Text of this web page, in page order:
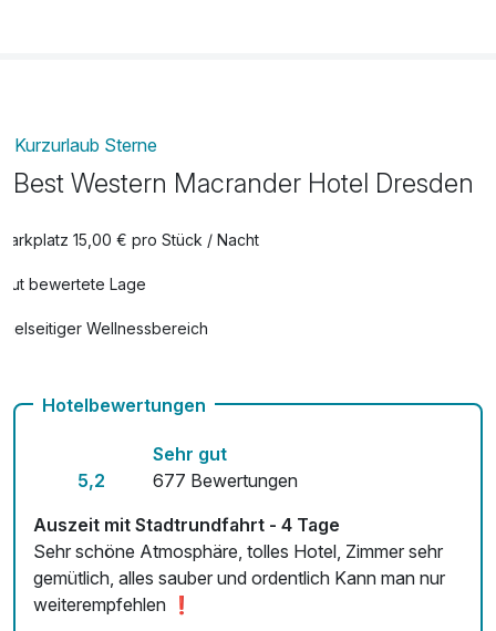
Kurzurlaub Sterne
Best Western Macrander Hotel Dresden
Parkplatz 15,00 € pro Stück / Nacht
Gut bewertete Lage
Vielseitiger Wellnessbereich
Auch vegetarische Speisen
Kostenloses W-LAN
Mit Hotelbar
Hotelbewertungen
5,2
Sehr gut
677 Bewertungen
Auszeit mit Stadtrundfahrt - 4 Tage
Sehr schöne Atmosphäre, tolles Hotel, Zimmer sehr
gemütlich, alles sauber und ordentlich Kann man nur
weiterempfehlen ❗